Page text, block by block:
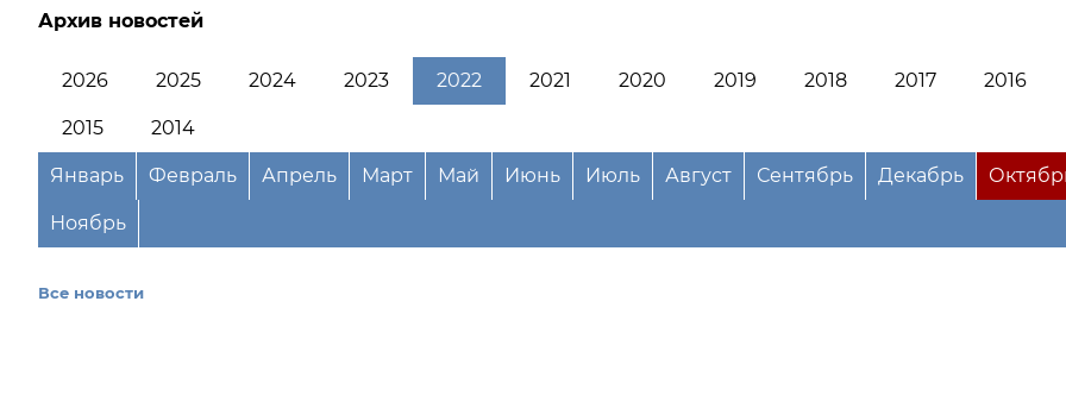
Архив новостей
2026 2025 2024 2023 2022 2021 2020 2019 2018 2017 2016
2015 2014
Январь Февраль Апрель Март Май Июнь Июль Август Сентябрь Декабрь
Ноябрь
Все новости